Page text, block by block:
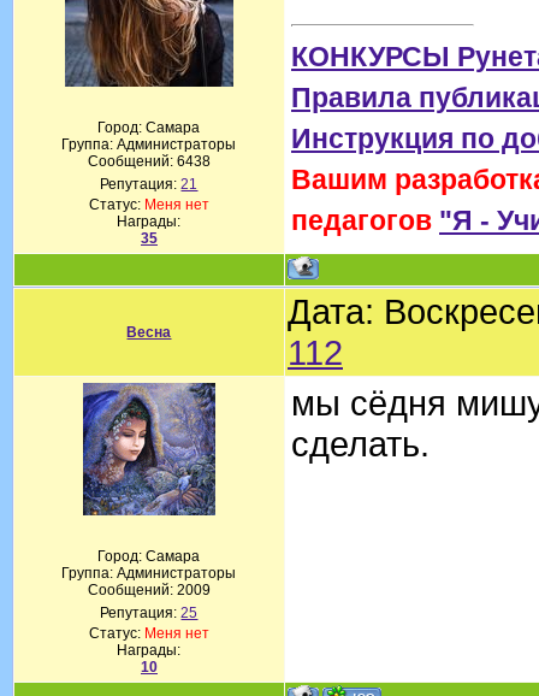
Город: Самара
Группа: Администраторы
Сообщений: 6438
Репутация:21
Статус: Меня нет
Награды:
35
КОНКУРСЫ
Правила
Инструкция по
Вашим
педагогов "Я -
Весна
Дата:
112
Город: Самара
Группа: Администраторы
Сообщений: 2009
Репутация:25
Статус: Меня нет
Награды:
10
мы сёдня
сделать.